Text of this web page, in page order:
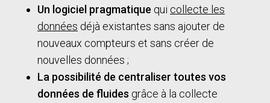
Un logiciel pragmatique qui collecte les
données déjà existantes sans ajouter de
nouveaux compteurs et sans créer de
nouvelles données ;
La possibilité de centraliser toutes vos
données de fluides grâce à la collecte